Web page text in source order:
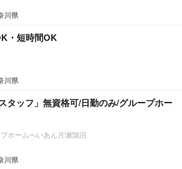
川県
・短時間OK
川県
タッフ」無資格可/日勤のみ/グループホー
ホームへいあん片瀬鵠沼
川県